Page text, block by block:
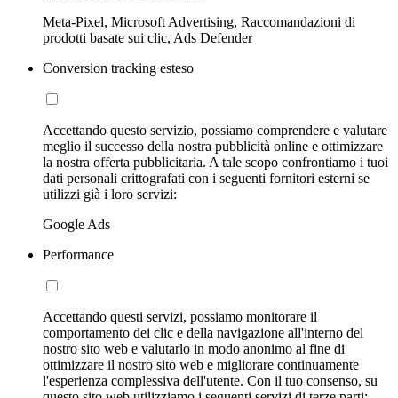
Meta-Pixel, Microsoft Advertising, Raccomandazioni di
prodotti basate sui clic, Ads Defender
Conversion tracking esteso
Accettando questo servizio, possiamo comprendere e valutare
meglio il successo della nostra pubblicità online e ottimizzare
la nostra offerta pubblicitaria. A tale scopo confrontiamo i tuoi
dati personali crittografati con i seguenti fornitori esterni se
utilizzi già i loro servizi:
Google Ads
Performance
Accettando questi servizi, possiamo monitorare il
comportamento dei clic e della navigazione all'interno del
nostro sito web e valutarlo in modo anonimo al fine di
ottimizzare il nostro sito web e migliorare continuamente
l'esperienza complessiva dell'utente. Con il tuo consenso, su